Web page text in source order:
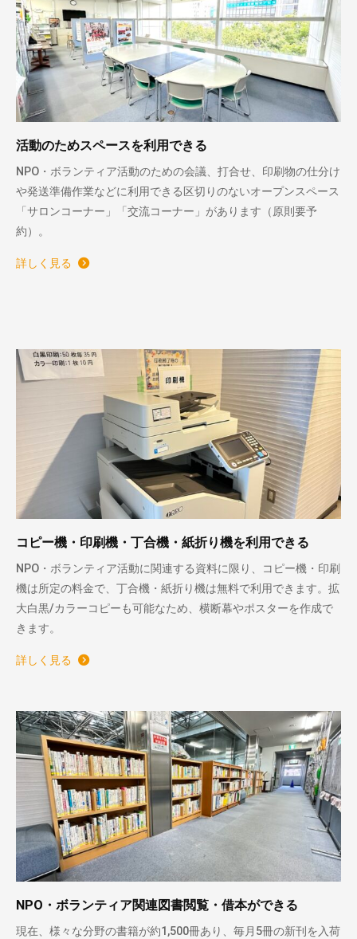
活動のためスペースを利用できる
NPO・ボランティア活動のための会議、打合せ、印刷物の仕分け
や発送準備作業などに利用できる区切りのないオープンスペース
「サロンコーナー」「交流コーナー」があります（原則要予
約）。
詳しく見る
コピー機・印刷機・丁合機・紙折り機を利用できる
NPO・ボランティア活動に関連する資料に限り、コピー機・印刷
機は所定の料金で、丁合機・紙折り機は無料で利用できます。拡
大白黒/カラーコピーも可能なため、横断幕やポスターを作成で
きます。
詳しく見る
NPO・ボランティア関連図書閲覧・借本ができる
現在、様々な分野の書籍が約1,500冊あり、毎月5冊の新刊を入荷